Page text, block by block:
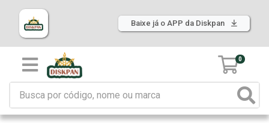
Baixe já o APP da Diskpan
0